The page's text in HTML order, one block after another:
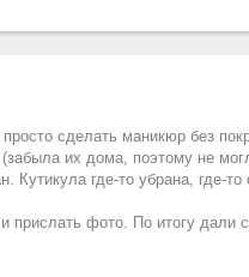
сделать маникюр без
их дома, поэтому не
Кутикула где-то убрана, где-
прислать фото. По итогу